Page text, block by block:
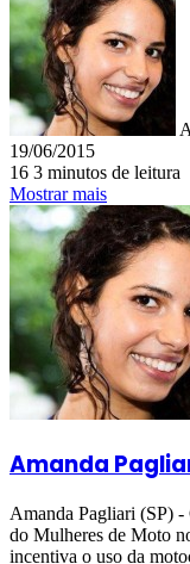
19/06/2015
16 3 minutos de leitura
Mostrar mais
Amanda
Amanda Pagliari (SP) -
do Mulheres de Moto
incentiva o uso da